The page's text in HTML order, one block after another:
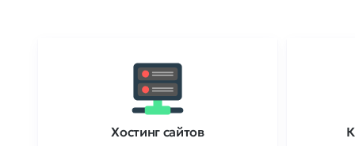
Хостинг сайтов